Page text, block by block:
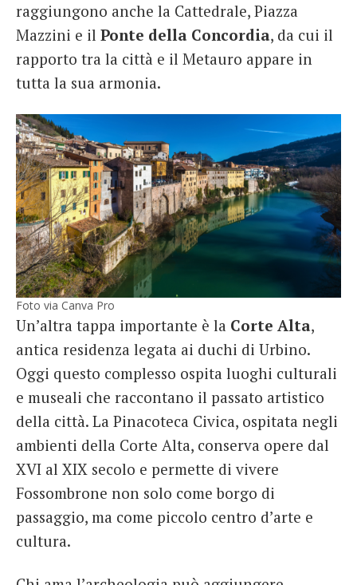
raggiungono anche la Cattedrale, Piazza
Mazzini e il Ponte della Concordia, da cui il
rapporto tra la città e il Metauro appare in
tutta la sua armonia.
Foto via Canva Pro
Un’altra tappa importante è la Corte Alta,
antica residenza legata ai duchi di Urbino.
Oggi questo complesso ospita luoghi culturali
e museali che raccontano il passato artistico
della città. La Pinacoteca Civica, ospitata negli
ambienti della Corte Alta, conserva opere dal
XVI al XIX secolo e permette di vivere
Fossombrone non solo come borgo di
passaggio, ma come piccolo centro d’arte e
cultura.